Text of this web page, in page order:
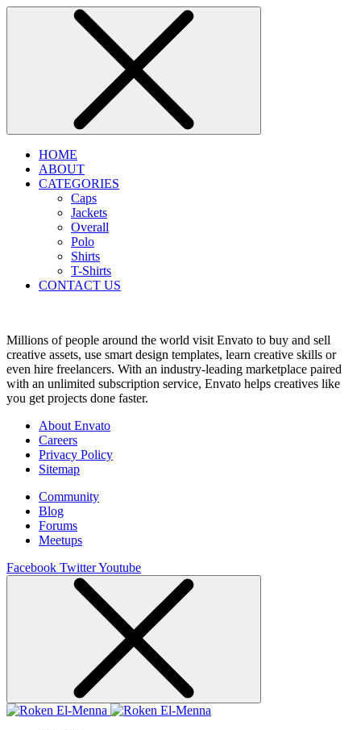
HOME
ABOUT
CATEGORIES
Caps
Jackets
Overall
Polo
Shirts
T-Shirts
CONTACT US
Millions of people around the world visit Envato to buy and sell
creative assets, use smart design templates, learn creative skills or
even hire freelancers. With an industry-leading marketplace paired
with an unlimited subscription service, Envato helps creatives like
you get projects done faster.
About Envato
Careers
Privacy Policy
Sitemap
Community
Blog
Forums
Meetups
Facebook TwitterYoutube